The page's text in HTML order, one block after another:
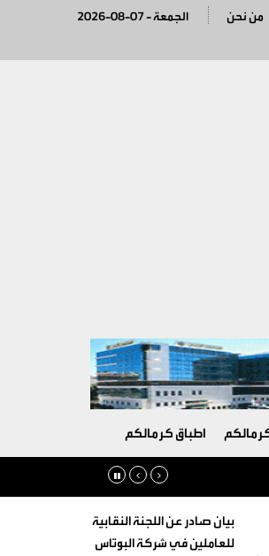
2026-08-07 - الجمعة من نحن
اطباق كرمالكم
بيان صادر عن اللجنة النقابية
للعاملين في شركة البوتاس